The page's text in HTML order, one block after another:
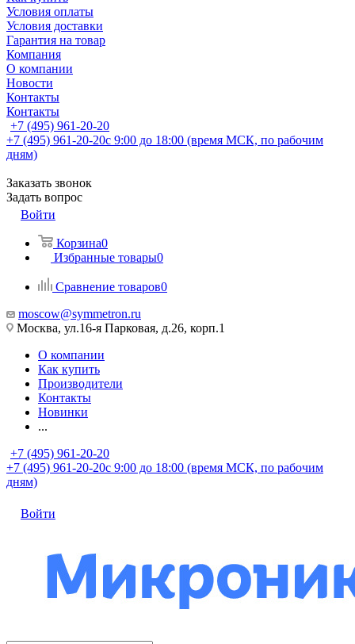
Условия оплаты
Условия доставки
Гарантия на товар
Компания
О компании
Новости
Контакты
Контакты
+7 (495) 961-20-20
+7 (495) 961-20-20с 9:00 до 18:00 (время МСК, по рабочим
дням)
Заказать звонок
Задать вопрос
Войти
Корзина0
Избранные товары0
Сравнение товаров0
moscow@symmetron.ru
Москва, ул.16-я Парковая, д.26, корп.1
О компании
Как купить
Производители
Контакты
Новинки
...
+7 (495) 961-20-20
+7 (495) 961-20-20с 9:00 до 18:00 (время МСК, по рабочим
дням)
Войти